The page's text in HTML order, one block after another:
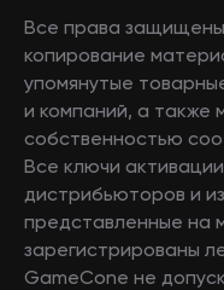
Все права
копирование
упомянутые
и компаний, а также
собственностью
Все ключи
дистрибьюторов и
представленные на
зарегистрированы
GameCone не